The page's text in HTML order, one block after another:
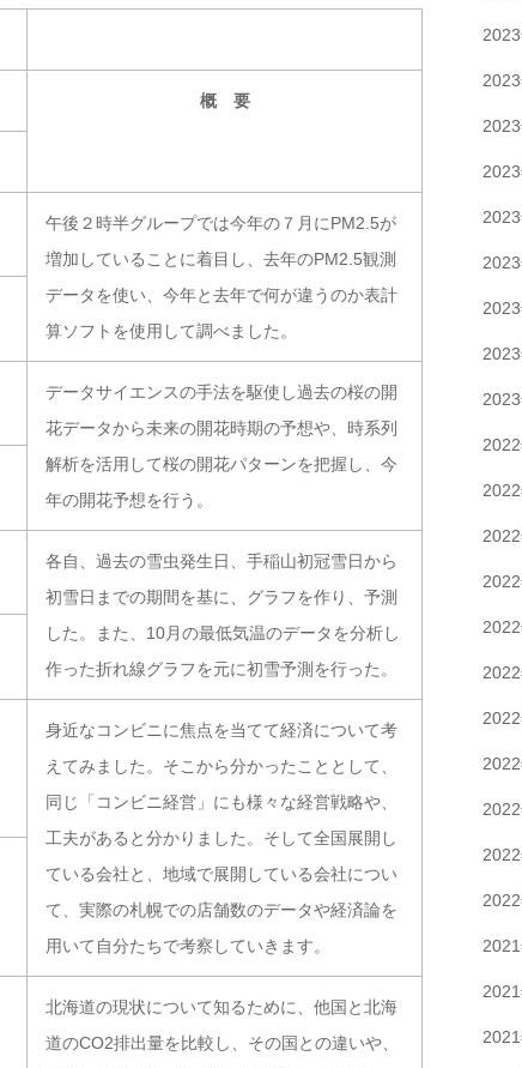
概 要
午後２時半グループでは今年の７月にPM2.5が
増加していることに着目し、去年のPM2.5観測
データを使い、今年と去年で何が違うのか表計
算ソフトを使用して調べました。
データサイエンスの手法を駆使し過去の桜の開
花データから未来の開花時期の予想や、時系列
解析を活用して桜の開花パターンを把握し、今
年の開花予想を行う。
各自、過去の雪虫発生日、手稲山初冠雪日から
初雪日までの期間を基に、グラフを作り、予測
した。また、10月の最低気温のデータを分析し
作った折れ線グラフを元に初雪予測を行った。
身近なコンビニに焦点を当てて経済について考
えてみました。そこから分かったこととして、
同じ「コンビニ経営」にも様々な経営戦略や、
工夫があると分かりました。そして全国展開し
ている会社と、地域で展開している会社につい
て、実際の札幌での店舗数のデータや経済論を
用いて自分たちで考察していきます。
北海道の現状について知るために、他国と北海
道のCO2排出量を比較し、その国との違いや、